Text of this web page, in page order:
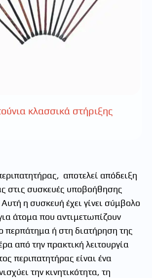
κλασσικά στήριξης
αποτελεί απόδειξη
στις συσκευές υποβοήθησης
Αυτή η συσκευή έχει γίνει σύμβολο
άτομα που αντιμετωπίζουν
περπάτημα ή στη διατήρηση της
από την πρακτική λειτουργία
περιπατητήρας είναι ένα
την κινητικότητα, τη